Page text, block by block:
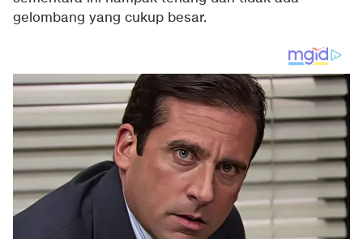
gelombang yang cukup besar.